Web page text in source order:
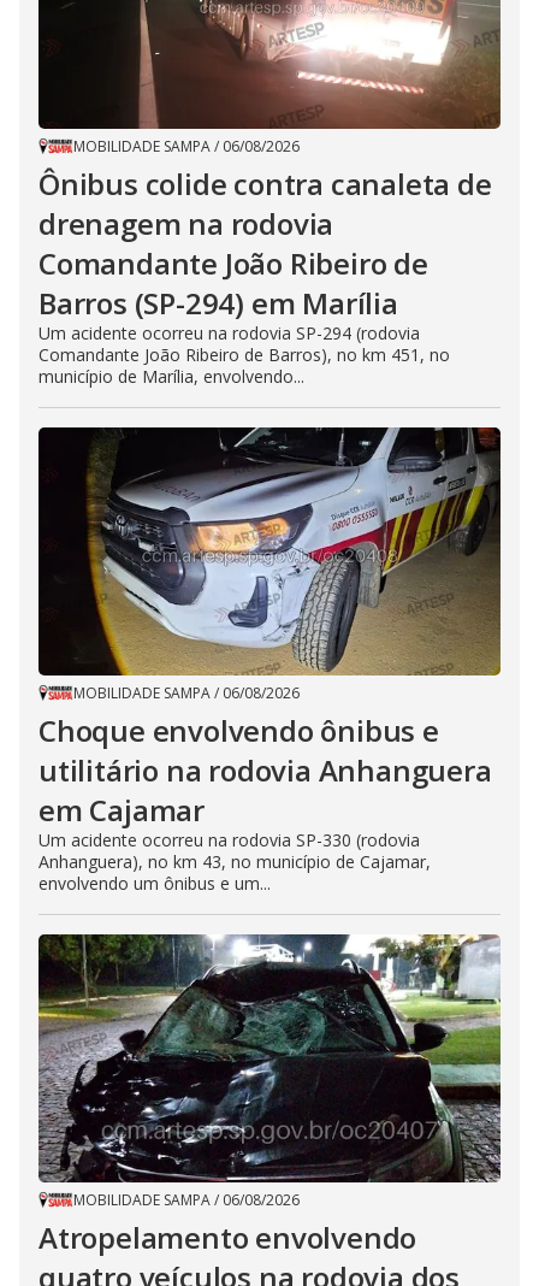
MOBILIDADE SAMPA/ 06/08/2026
Ônibus colide contra canaleta de
drenagem na rodovia
Comandante João Ribeiro de
Barros (SP-294) em Marília
Um acidente ocorreu na rodovia SP-294 (rodovia
Comandante João Ribeiro de Barros), no km 451, no
município de Marília, envolvendo...
MOBILIDADE SAMPA/ 06/08/2026
Choque envolvendo ônibus e
utilitário na rodovia Anhanguera
em Cajamar
Um acidente ocorreu na rodovia SP-330 (rodovia
Anhanguera), no km 43, no município de Cajamar,
envolvendo um ônibus e um...
MOBILIDADE SAMPA/ 06/08/2026
Atropelamento envolvendo
quatro veículos na rodovia dos